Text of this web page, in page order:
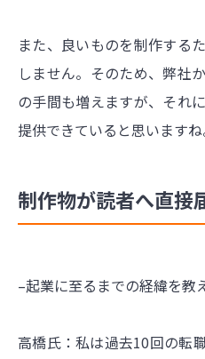
また、良いものを制作する
しません。そのため、弊社
の手間も増えますが、それ
提供できていると思いますね
制作物が読者へ直接
–起業に至るまでの経緯を教
高橋氏：私は過去10回の転